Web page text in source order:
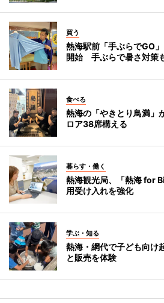
買う
熱海駅前「手ぶらでGO
開始 手ぶらで暑さ対策
食べる
熱海の「やきとり鳥満
ロア38席構える
暮らす・働く
熱海観光局、「熱海 for
用受け入れを強化
学ぶ・知る
熱海・網代で子ども向
と販売を体験